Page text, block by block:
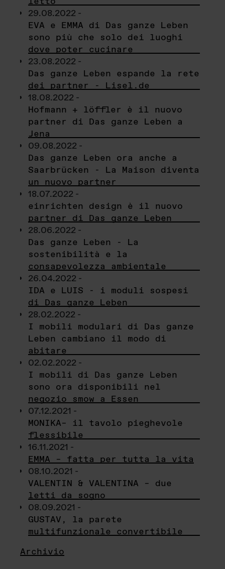
29.08.2022 -
EVA e EMMA di Das ganze Leben
sono più che solo dei luoghi
dove poter cucinare
23.08.2022 -
Das ganze Leben espande la rete
dei partner - Lisel.de
18.08.2022 -
Hofmann + löffler è il nuovo
partner di Das ganze Leben a
Jena
09.08.2022 -
Das ganze Leben ora anche a
Saarbrücken - La Maison diventa
un nuovo partner
18.07.2022 -
einrichten design è il nuovo
partner di Das ganze Leben
28.06.2022 -
Das ganze Leben - La
sostenibilità e la
consapevolezza ambientale
26.04.2022 -
IDA e LUIS - i moduli sospesi
di Das ganze Leben
28.02.2022 -
I mobili modulari di Das ganze
Leben cambiano il modo di
abitare
02.02.2022 -
I mobili di Das ganze Leben
sono ora disponibili nel
negozio smow a Essen
07.12.2021 -
MONIKA– il tavolo pieghevole
flessibile
16.11.2021 -
EMMA – fatta per tutta la vita
08.10.2021 -
VALENTIN & VALENTINA – due
letti da sogno
08.09.2021 -
GUSTAV, la parete
multifunzionale convertibile
Archivio